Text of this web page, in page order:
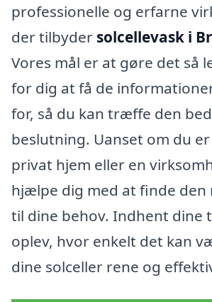
professionelle og erfarne
der tilbyder solcellevask i
Vores mål er at gøre det så
for dig at få de
for, så du kan træffe den
beslutning. Uanset om du
privat hjem eller en
hjælpe dig med at finde den
til dine behov. Indhent dine
oplev, hvor enkelt det kan
dine solceller rene og